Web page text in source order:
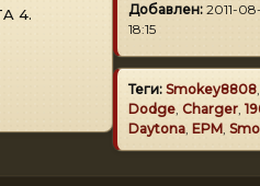
4.
Добавлен: 2011-
18:15
Теги: Smokey8808,
Dodge, Charger,
Daytona, EPM,